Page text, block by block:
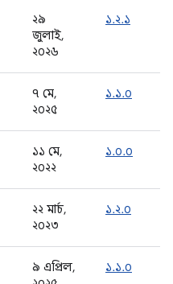
২৯
জুলাই,
২০২৬
১.২.১
৭ মে,
২০২৫
১.১.০
১১ মে,
২০২২
১.০.০
২২ মার্চ,
২০২৩
১.২.০
৯ এপ্রিল,
১.১.০